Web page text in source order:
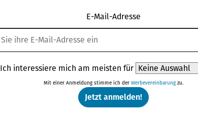
E-Mail-Adresse
Ich interessiere mich am meisten für
Mit einer Anmeldung stimme ich der Werbevereinbarungzu.
Jetzt anmelden!